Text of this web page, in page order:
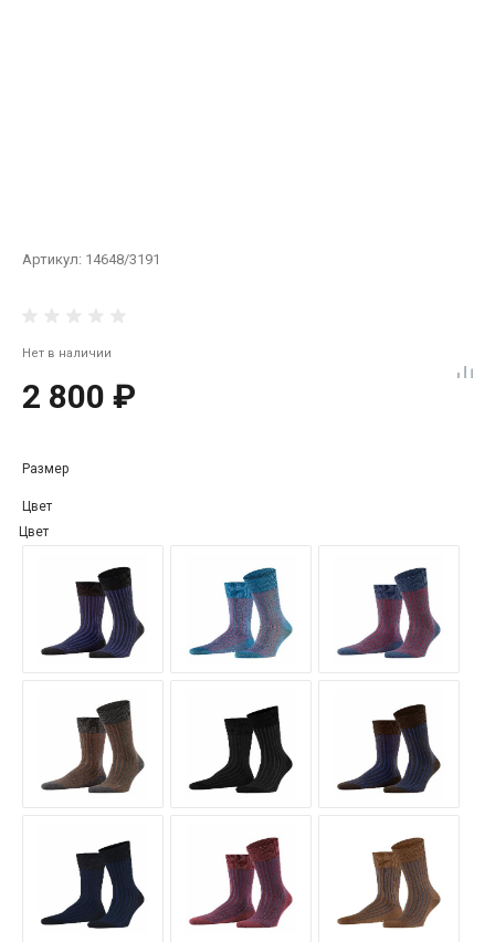
Артикул: 14648/3191
Нет в наличии
2 800 ₽
Размер
Цвет
Цвет